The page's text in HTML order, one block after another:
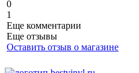
0
1
Еще комментарии
Еще отзывы
Оставить отзыв о магазине